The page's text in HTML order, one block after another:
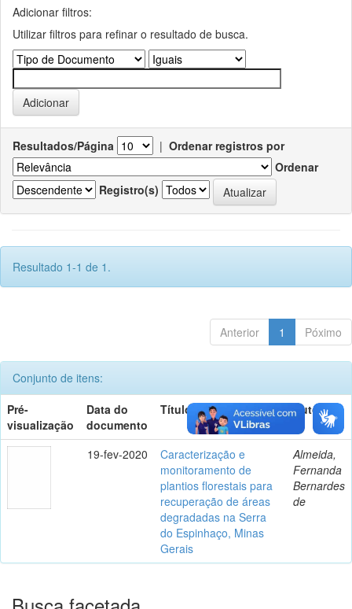
Adicionar filtros:
Utilizar filtros para refinar o resultado de busca.
Resultados/Página | Ordenar registros por
Ordenar
Registro(s)
Resultado 1-1 de 1.
Anterior 1 Póximo
Conjunto de itens:
Pré-
visualização
Data do
documento
Título Autor(es)
19-fev-2020
Caracterização e
monitoramento de
plantios florestais para
recuperação de áreas
degradadas na Serra
do Espinhaço, Minas
Gerais
Almeida,
Fernanda
Bernardes
de